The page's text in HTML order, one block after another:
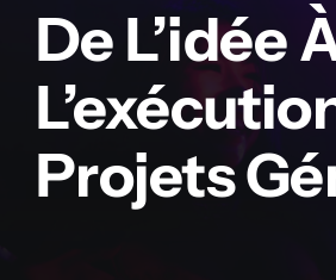
De L’idée
Projets